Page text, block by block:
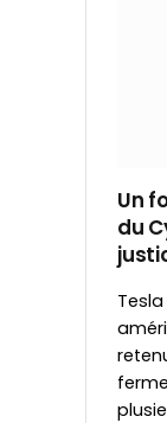
Un
du